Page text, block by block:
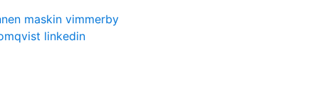
maskin vimmerby
linkedin